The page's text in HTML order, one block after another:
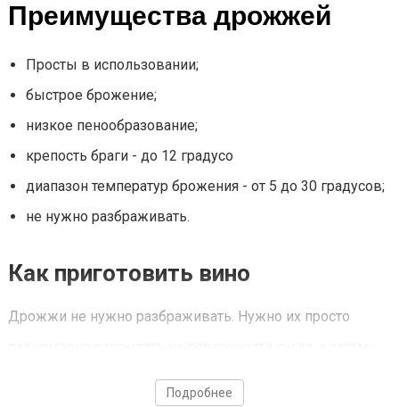
Преимущества дрожжей
Просты в использовании;
быстрое брожение;
низкое пенообразование;
крепость браги - до 12 градусо
диапазон температур брожения - от 5 до 30 градусов;
не нужно разбраживать.
Как приготовить вино
Дрожжи не нужно разбраживать. Нужно их просто
убрать на брожение в место, в которое не попадают
Подробнее